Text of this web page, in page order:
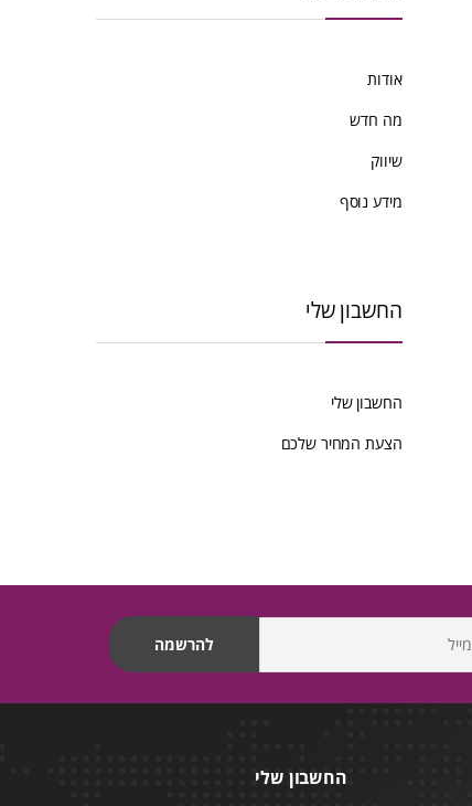
אודות
מה חדש
שיווק
מידע נוסף
החשבון שלי
החשבון שלי
הצעת המחיר שלכם
החשבון שלי